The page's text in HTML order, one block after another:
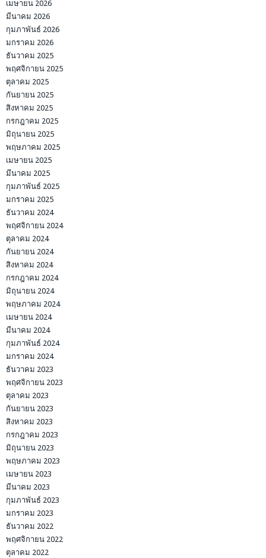
เมษายน 2026
มีนาคม 2026
กุมภาพันธ์ 2026
มกราคม 2026
ธันวาคม 2025
พฤศจิกายน 2025
ตุลาคม 2025
กันยายน 2025
สิงหาคม 2025
กรกฎาคม 2025
มิถุนายน 2025
พฤษภาคม 2025
เมษายน 2025
มีนาคม 2025
กุมภาพันธ์ 2025
มกราคม 2025
ธันวาคม 2024
พฤศจิกายน 2024
ตุลาคม 2024
กันยายน 2024
สิงหาคม 2024
กรกฎาคม 2024
มิถุนายน 2024
พฤษภาคม 2024
เมษายน 2024
มีนาคม 2024
กุมภาพันธ์ 2024
มกราคม 2024
ธันวาคม 2023
พฤศจิกายน 2023
ตุลาคม 2023
กันยายน 2023
สิงหาคม 2023
กรกฎาคม 2023
มิถุนายน 2023
พฤษภาคม 2023
เมษายน 2023
มีนาคม 2023
กุมภาพันธ์ 2023
มกราคม 2023
ธันวาคม 2022
พฤศจิกายน 2022
ตุลาคม 2022